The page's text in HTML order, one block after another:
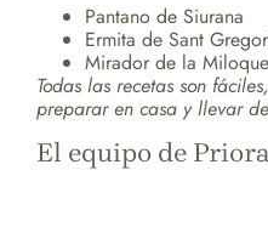
Pantano de Siurana
Ermita de Sant
Mirador de la
Todas las recetas son
preparar en casa y llevar
El equipo de